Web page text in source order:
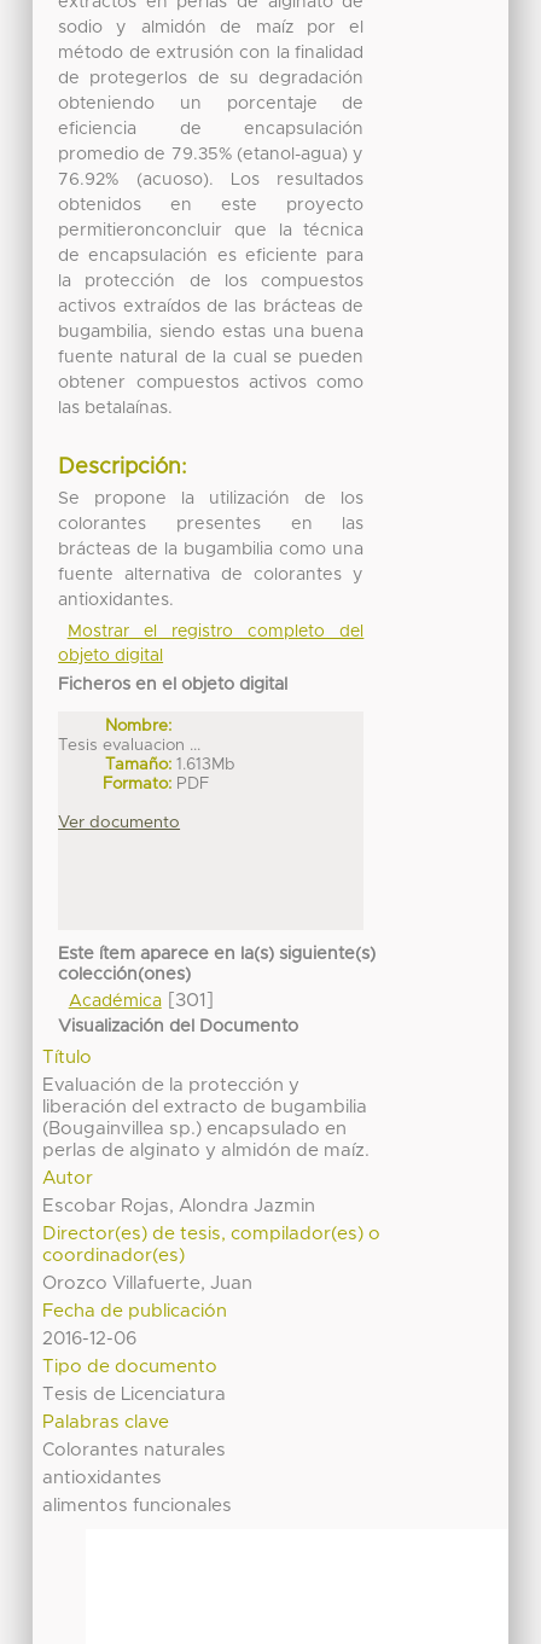
sodio y almidón de maíz por el
método de extrusión con la finalidad
de protegerlos de su degradación
obteniendo un porcentaje de
eficiencia de encapsulación
promedio de 79.35% (etanol-agua) y
76.92% (acuoso). Los resultados
obtenidos en este proyecto
permitieronconcluir que la técnica
de encapsulación es eficiente para
la protección de los compuestos
activos extraídos de las brácteas de
bugambilia, siendo estas una buena
fuente natural de la cual se pueden
obtener compuestos activos como
las betalaínas.
Descripción:
Se propone la utilización de los
colorantes presentes en las
brácteas de la bugambilia como una
fuente alternativa de colorantes y
antioxidantes.
Mostrar el registro completo del
objeto digital
Ficheros en el objeto digital
Nombre:
Tesis evaluacion ...
Tamaño: 1.613Mb
Formato: PDF
Ver documento
Este ítem aparece en la(s) siguiente(s)
colección(ones)
Académica[301]
Visualización del Documento
Título
Evaluación de la protección y
liberación del extracto de bugambilia
(Bougainvillea sp.) encapsulado en
perlas de alginato y almidón de maíz.
Autor
Escobar Rojas, Alondra Jazmin
Director(es) de tesis, compilador(es) o
coordinador(es)
Orozco Villafuerte, Juan
Fecha de publicación
2016-12-06
Tipo de documento
Tesis de Licenciatura
Palabras clave
Colorantes naturales
antioxidantes
alimentos funcionales